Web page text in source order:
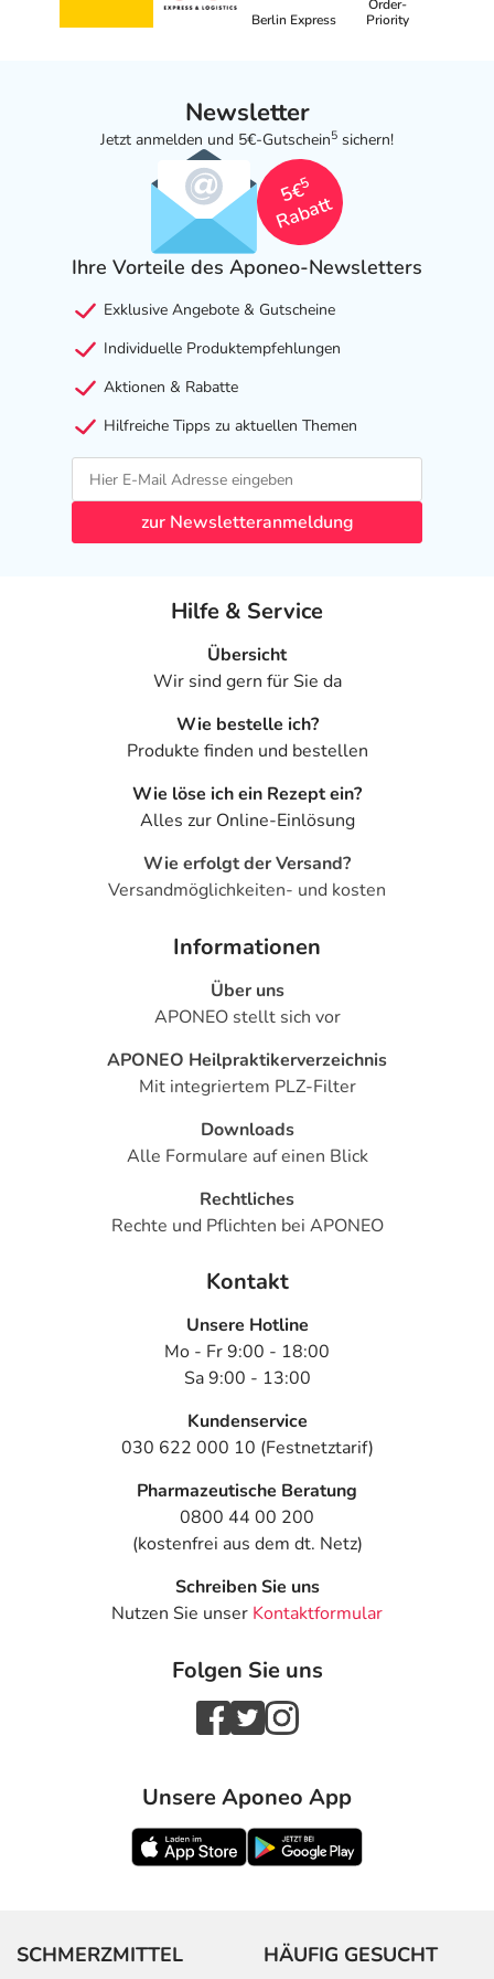
Berlin Express
Order-
Priority
Newsletter
Jetzt anmelden und 5€-Gutschein5 sichern!
5€
5
Rabatt
Ihre Vorteile des Aponeo-Newsletters
Exklusive Angebote & Gutscheine
Individuelle Produktempfehlungen
Aktionen & Rabatte
Hilfreiche Tipps zu aktuellen Themen
zur Newsletteranmeldung
Hilfe & Service
Übersicht
Wir sind gern für Sie da
Wie bestelle ich?
Produkte finden und bestellen
Wie löse ich ein Rezept ein?
Alles zur Online-Einlösung
Wie erfolgt der Versand?
Versandmöglichkeiten- und kosten
Informationen
Über uns
APONEO stellt sich vor
APONEO Heilpraktikerverzeichnis
Mit integriertem PLZ-Filter
Downloads
Alle Formulare auf einen Blick
Rechtliches
Rechte und Pflichten bei APONEO
Kontakt
Unsere Hotline
Mo - Fr 9:00 - 18:00
Sa 9:00 - 13:00
Kundenservice
030 622 000 10 (Festnetztarif)
Pharmazeutische Beratung
0800 44 00 200
(kostenfrei aus dem dt. Netz)
Schreiben Sie uns
Nutzen Sie unser Kontaktformular
Folgen Sie uns
Unsere Aponeo App
SCHMERZMITTEL HÄUFIG GESUCHT